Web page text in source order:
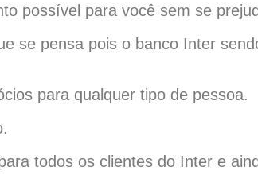
possível para você sem se
se pensa pois o banco Inter
para qualquer tipo de pessoa.
todos os clientes do Inter e